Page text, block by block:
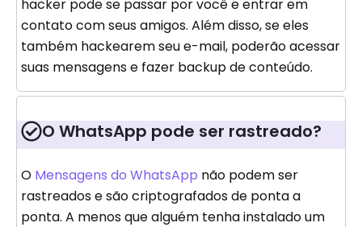
hacker pode se passar por você e entrar em
contato com seus amigos. Além disso, se eles
também hackearem seu e-mail, poderão acessar
suas mensagens e fazer backup de conteúdo.
O WhatsApp pode ser rastreado?
O Mensagens do WhatsApp não podem ser
rastreados e são criptografados de ponta a
ponta. A menos que alguém tenha instalado um